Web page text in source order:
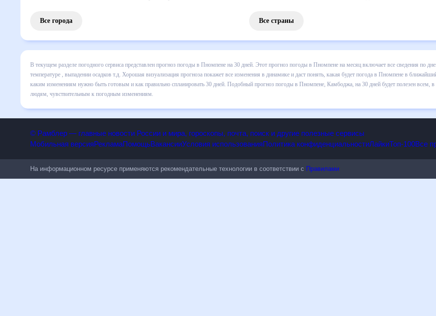
Все города Все страны
В текущем разделе погодного сервиса представлен прогноз погоды в Пномпене на 30 дней. Этот прогноз погоды в Пномпене
включает все сведения по дневной температуре , выпадении осадков т.д. Хорошая визуализация прогноза покажет все
динамике и даст понять, какая будет погода в Пномпене в ближайший месяц, к каким изменениям нужно быть готовым и как
спланировать 30 дней. Подобный прогноз погоды в Пномпене, Камбоджа, на 30 дней будет полезен всем, в том числе людям,
© Рамблер — главные новости России и мира, гороскопы, почта, поиск и другие полезные сервисы
На информационном ресурсе применяются рекомендательные технологии в соответствии сПравилами